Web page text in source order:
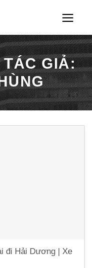
GIẢ:
đi Hải Dương | Xe